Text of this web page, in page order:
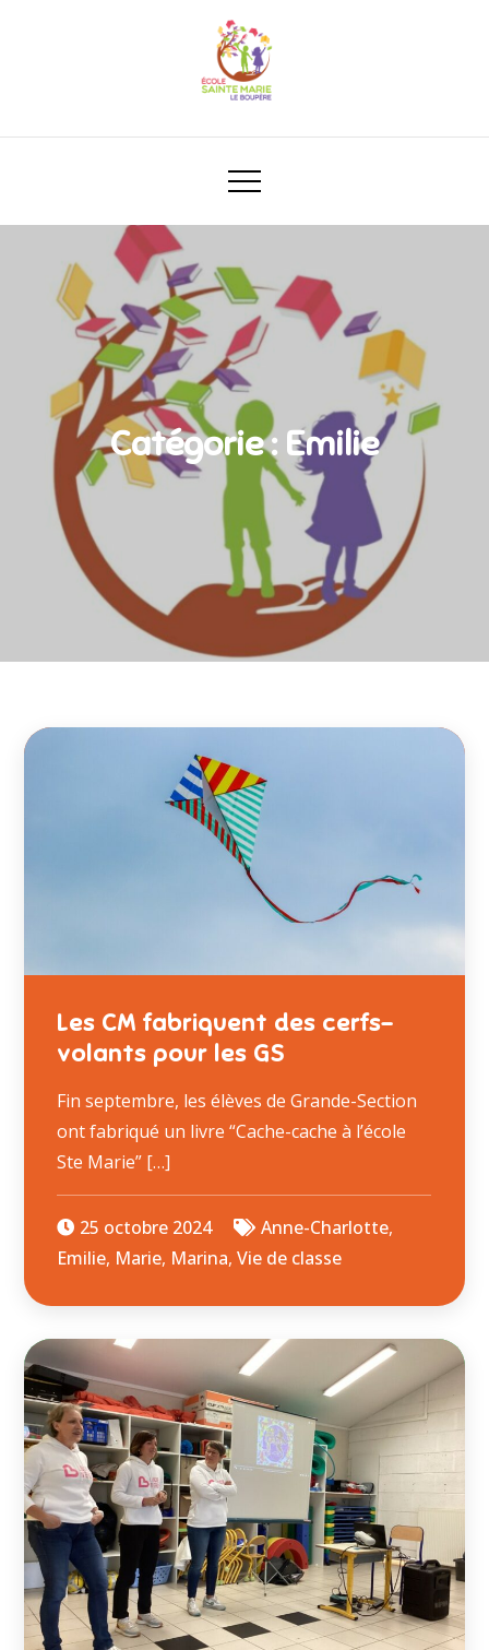
Catégorie : Emilie
Les CM fabriquent des cerfs-
volants pour les GS
Fin septembre, les élèves de Grande-Section
ont fabriqué un livre “Cache-cache à l’école
Ste Marie” […]
25 octobre 2024 Anne-Charlotte,
Emilie, Marie, Marina,Vie de classe